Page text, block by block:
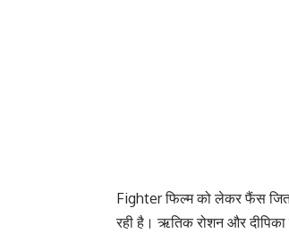
Fighter फिल्म को लेकर फैंस
रही है। ऋतिक रोशन और